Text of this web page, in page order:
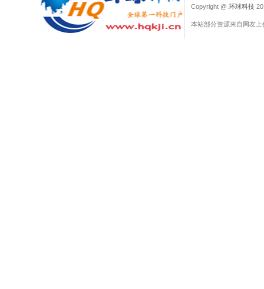
Copyright @ 环球科技
本站部分资源来自网友